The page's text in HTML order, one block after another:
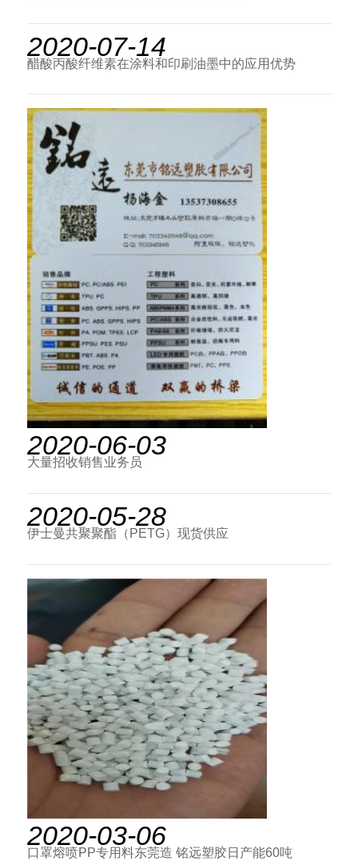
2020-07-14
醋酸丙酸纤维素在涂料和印刷油墨中的应用优势
2020-06-03
大量招收销售业务员
2020-05-28
伊士曼共聚聚酯（PETG）现货供应
2020-03-06
口罩熔喷PP专用料东莞造 铭远塑胶日产能60吨